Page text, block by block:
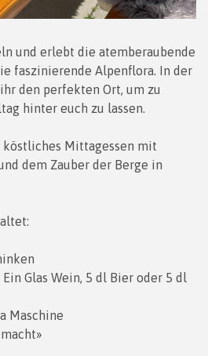
und erlebt die atemberaubende
faszinierende Alpenflora. In der
den perfekten Ort, um zu
hinter euch zu lassen.
Mittagessen mit
dem Zauber der Berge in
Glas Wein, 5 dl Bier oder 5 dl
Maschine